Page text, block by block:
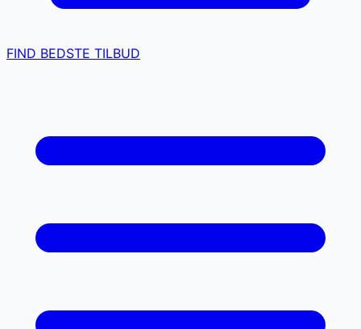
FIND BEDSTE TILBUD